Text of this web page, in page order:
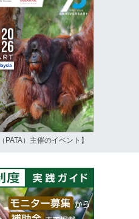
PATA）主催のイベント】